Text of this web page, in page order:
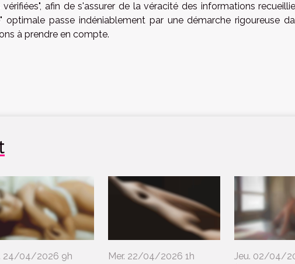
afin de s'assurer de la véracité des informations
optimale passe indéniablement par une démarche rigoureuse
à prendre en compte.
24/04/2026 9h
Mer. 22/04/2026 1h
Jeu. 02/04/